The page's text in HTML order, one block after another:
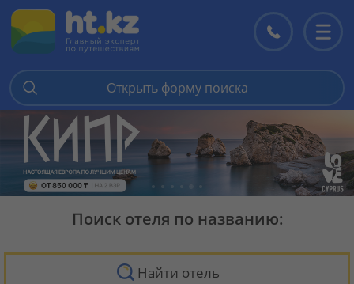
Контакты
Открыть форму поиска
Поиск отеля по названию:
Найти отель